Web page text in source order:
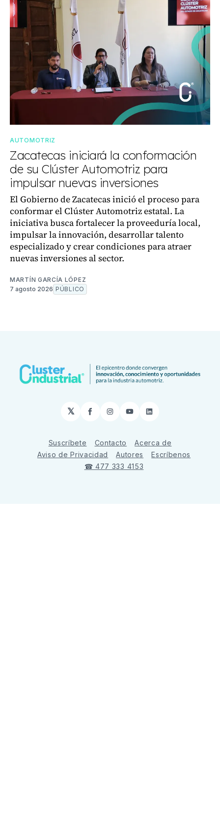
AUTOMOTRIZ
Zacatecas iniciará la conformación
de su Clúster Automotriz para
impulsar nuevas inversiones
El Gobierno de Zacatecas inició el proceso para
conformar el Clúster Automotriz estatal. La
iniciativa busca fortalecer la proveeduría local,
impulsar la innovación, desarrollar talento
especializado y crear condiciones para atraer
nuevas inversiones al sector.
MARTÍN GARCÍA LÓPEZ
7 agosto 2026 PÚBLICO
𝕏 Facebook
Instagram
YouTubeLinkedIn
Suscríbete Contacto
Acerca de
Aviso de Privacidad
Autores
Escríbenos
☎ 477 333 4153